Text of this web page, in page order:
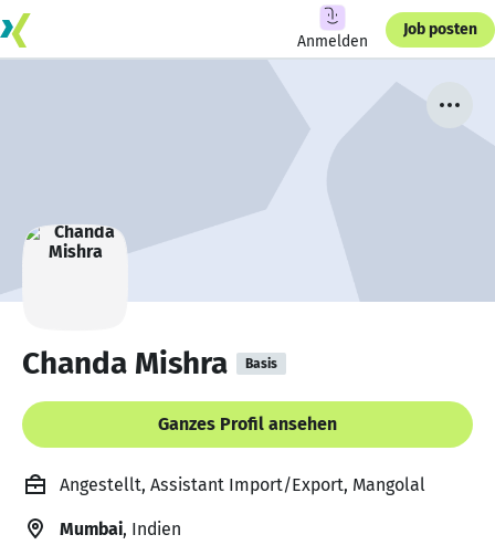
Anmelden
Job posten
Chanda Mishra Basis
Ganzes Profil ansehen
Angestellt, Assistant Import/Export, Mangolal
Mumbai, Indien